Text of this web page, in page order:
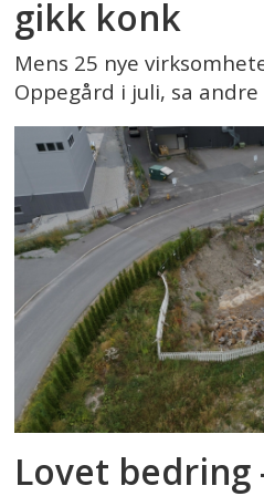
gikk konk
Mens 25 nye
Oppegård i juli, sa
Lovet bedring